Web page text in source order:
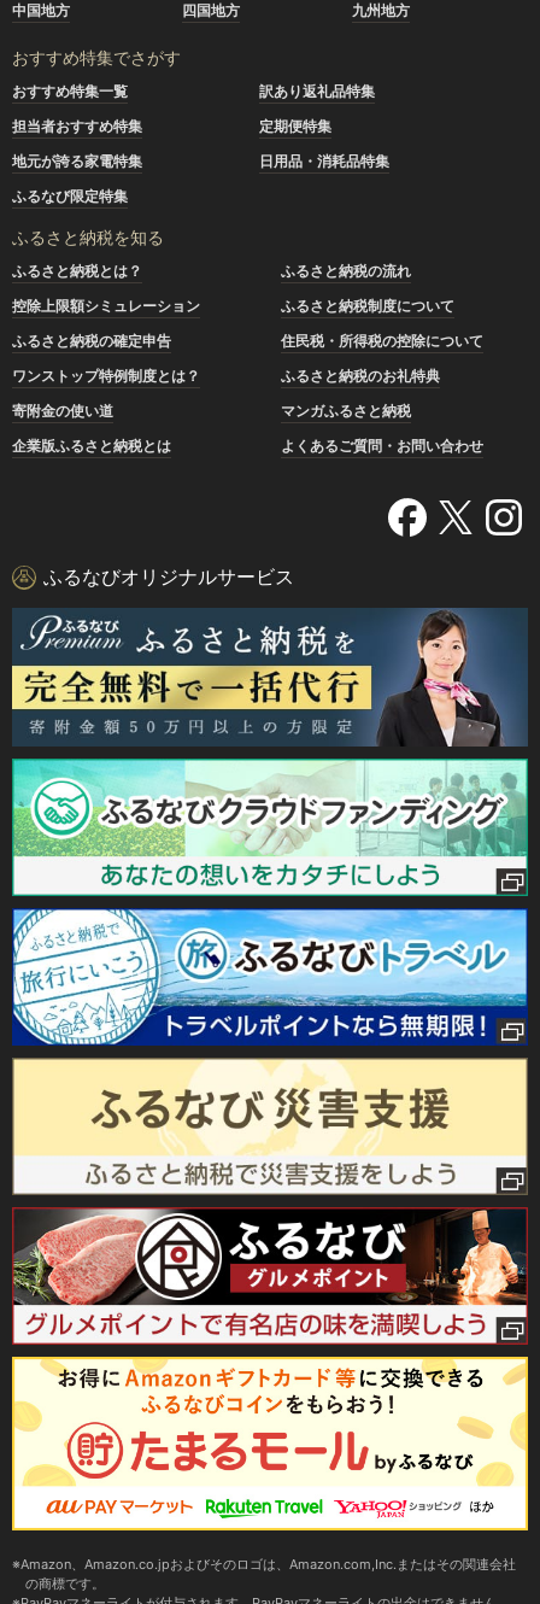
中国地方
四国地方 九州地方
おすすめ特集でさがす
おすすめ特集一覧
訳あり返礼品特集
担当者おすすめ特集
定期便特集
地元が誇る家電特集
日用品・消耗品特集
ふるなび限定特集
ふるさと納税を知る
ふるさと納税とは？
ふるさと納税の流れ
控除上限額シミュレーション
ふるさと納税制度について
ふるさと納税の確定申告
住民税・所得税の控除について
ワンストップ特例制度とは？
ふるさと納税のお礼特典
寄附金の使い道
マンガふるさと納税
企業版ふるさと納税とは
よくあるご質問・お問い合わせ
ふるなびオリジナルサービス
Amazon、Amazon.co.jpおよびそのロゴは、Amazon.com,Inc.またはその関連会社
の商標です。